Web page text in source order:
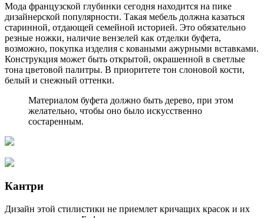
Мода французской глубинки сегодня находится на пике
дизайнерской популярности. Такая мебель должна казаться
старинной, отдающей семейной историей. Это обязательно
резные ножки, наличие вензелей как отделки буфета,
возможно, покупка изделия с коваными ажурными вставками.
Конструкция может быть открытой, окрашенной в светлые
тона цветовой палитры. В приоритете тон слоновой кости,
белый и снежный оттенки.
Материалом буфета должно быть дерево, при этом
желательно, чтобы оно было искусственно
состаренным.
Кантри
Дизайн этой стилистики не приемлет кричащих красок и их